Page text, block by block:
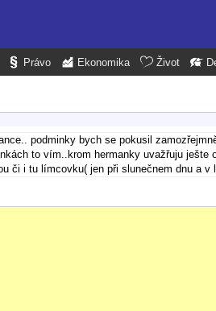
Právo Ekonomika Život
podminky bych se pokusil
to vím..krom hermanky uvažřuju
či i tu límcovku( jen při slunečnem dnu a v